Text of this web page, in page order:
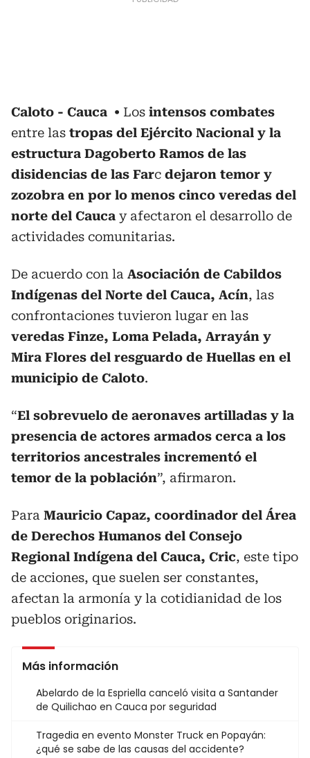
Caloto - Cauca Los intensos combates
entre las tropas del Ejército Nacional y la
estructura Dagoberto Ramos de las
disidencias de las Farc dejaron temor y
zozobra en por lo menos cinco veredas del
norte del Cauca y afectaron el desarrollo de
actividades comunitarias.
De acuerdo con la Asociación de Cabildos
Indígenas del Norte del Cauca, Acín, las
confrontaciones tuvieron lugar en las
veredas Finze, Loma Pelada, Arrayán y
Mira Flores del resguardo de Huellas en el
municipio de Caloto.
“El sobrevuelo de aeronaves artilladas y la
presencia de actores armados cerca a los
territorios ancestrales incrementó el
temor de la población”, afirmaron.
Para Mauricio Capaz, coordinador del Área
de Derechos Humanos del Consejo
Regional Indígena del Cauca, Cric, este tipo
de acciones, que suelen ser constantes,
afectan la armonía y la cotidianidad de los
pueblos originarios.
Más información
Abelardo de la Espriella canceló visita a Santander
de Quilichao en Cauca por seguridad
Tragedia en evento Monster Truck en Popayán:
¿qué se sabe de las causas del accidente?